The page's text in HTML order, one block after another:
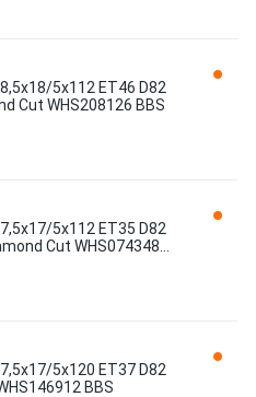
5x112 ET46 D82
Cut WHS208126 BBS
5x112 ET35 D82
Cut WHS074348
5x120 ET37 D82
BBS